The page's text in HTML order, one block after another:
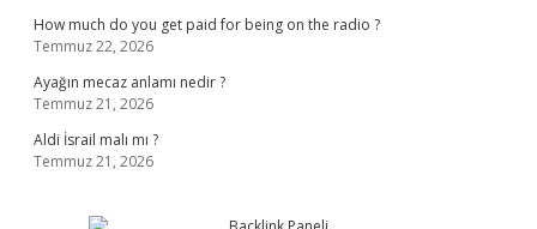
How much do you get paid for being on the radio ?
Temmuz 22, 2026
Ayağın mecaz anlamı nedir ?
Temmuz 21, 2026
Aldi İsrail malı mı ?
Temmuz 21, 2026